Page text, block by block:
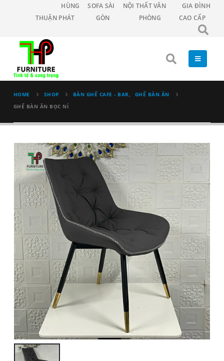
HÙNG
THUẬN PHÁT
SOFA SÀI
GÒN
NỘI THẤT VĂN
PHÒNG
GIA ĐÌNH
CAO CẤP
HOME SHOP BÀN GHẾ CAFE - BAR,
GHẾ BÀN ĂN
GHẾ BÀN ĂN BỌC NỈ